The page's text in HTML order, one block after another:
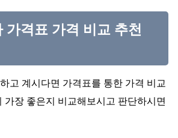
가격표 가격 비교 추천
고 계시다면 가격표를 통한 가격 비교
가장 좋은지 비교해보시고 판단하시면